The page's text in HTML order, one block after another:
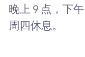
晚上 9 点，下
周四休息。